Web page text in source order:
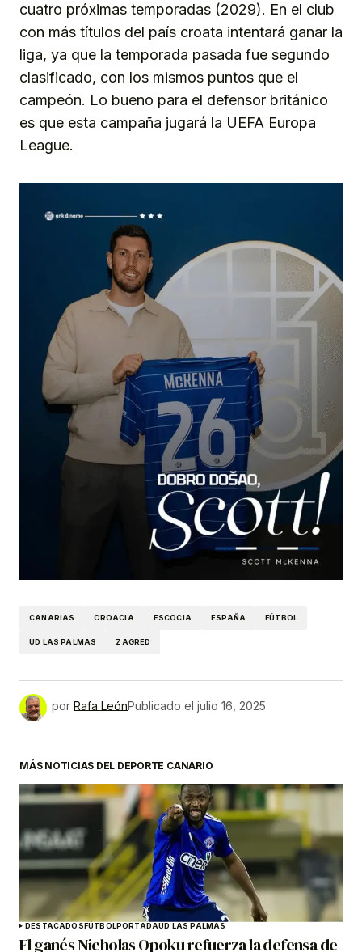
cuatro próximas temporadas (2029). En el club
con más títulos del país croata intentará ganar la
liga, ya que la temporada pasada fue segundo
clasificado, con los mismos puntos que el
campeón. Lo bueno para el defensor británico
es que esta campaña jugará la UEFA Europa
League.
CANARIAS CROACIA ESCOCIA ESPAÑA FÚTBOL
UD LAS PALMAS ZAGRED
por Rafa LeónPublicado el julio 16, 2025
MÁS NOTICIAS DEL DEPORTE CANARIO
DESTACADOSFÚTBOLPORTADAUD LAS PALMAS
El ganés Nicholas Opoku refuerza la defensa de